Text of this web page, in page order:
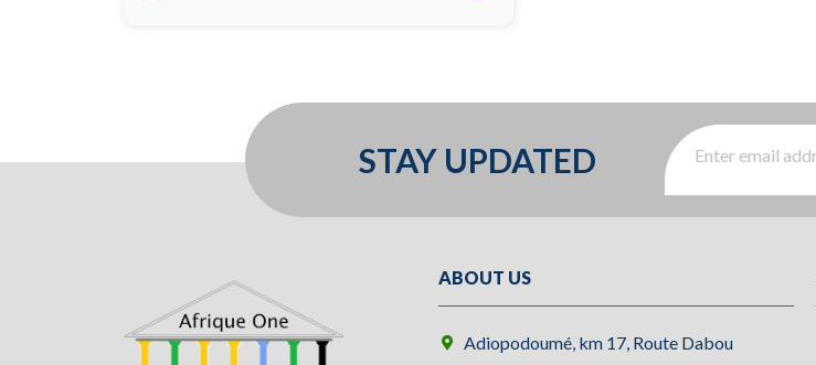
STAY UPDATED
ABOUT US
Adiopodoumé, km 17, Route Dabou